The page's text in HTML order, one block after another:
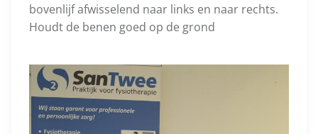
bovenlijf afwisselend naar links en naar rechts.
Houdt de benen goed op de grond